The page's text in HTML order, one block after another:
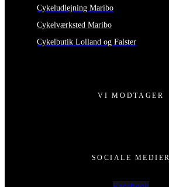
Cykeludlejning Maribo
Cykelværksted Maribo
Cykelbutik Lolland og Falster
VI MODTAGER
SOCIALE MEDIER